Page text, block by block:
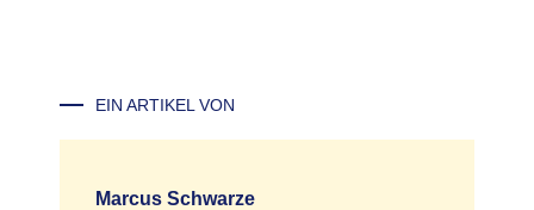
EIN ARTIKEL VON
Marcus Schwarze